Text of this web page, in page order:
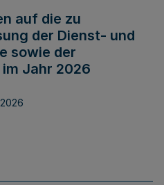
auf die zu
der Dienst- und
sowie der
Jahr 2026